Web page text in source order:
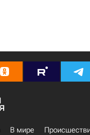
В мире